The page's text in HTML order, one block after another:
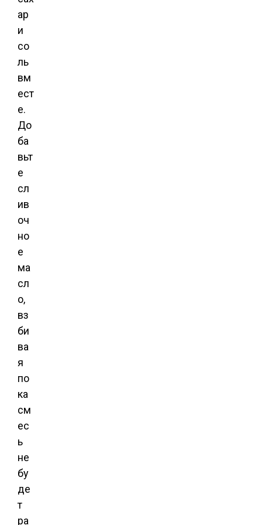
ар
и
со
ль
вм
ест
е.
До
ба
вьт
е
сл
ив
оч
но
е
ма
сл
о,
вз
би
ва
я
по
ка
см
ес
ь
не
бу
де
т
ра